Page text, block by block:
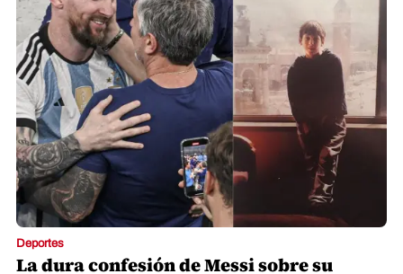
Deportes
La dura confesión de Messi sobre su